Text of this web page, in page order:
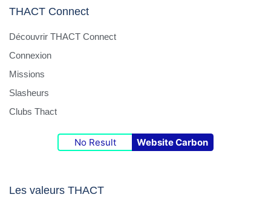
THACT Connect
Découvrir THACT Connect
Connexion
Missions
Slasheurs
Clubs Thact
No Result Website Carbon
Les valeurs THACT